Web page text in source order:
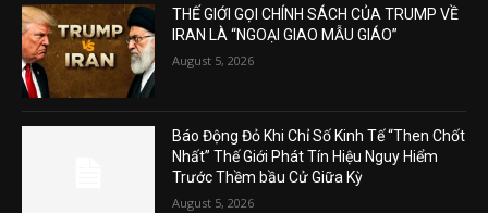
THẾ GIỚI GỌI CHÍNH SÁCH CỦA TRUMP VỀ
IRAN LÀ “NGOẠI GIAO MẪU GIÁO”
August 5, 2026
Báo Động Đỏ Khi Chỉ Số Kinh Tế “Then Chốt
Nhất” Thế Giới Phát Tín Hiệu Nguy Hiểm
Trước Thềm bầu Cử Giữa Kỳ
August 5, 2026